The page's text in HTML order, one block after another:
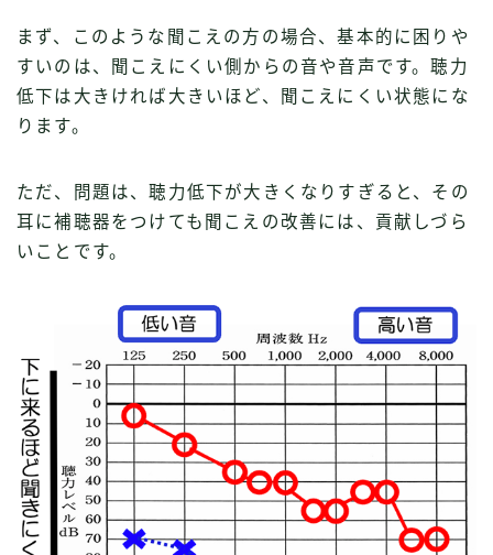
まず、このような聞こえの方の場合、基本的に困りや
すいのは、聞こえにくい側からの音や音声です。聴力
低下は大きければ大きいほど、聞こえにくい状態にな
ります。
ただ、問題は、聴力低下が大きくなりすぎると、その
耳に補聴器をつけても聞こえの改善には、貢献しづら
いことです。